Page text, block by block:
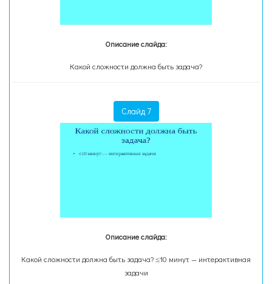
Описание слайда:
Какой сложности должна быть задача?
Слайд 7
Описание слайда:
Какой сложности должна быть задача? ≤10 минут — интерактивная
задачи